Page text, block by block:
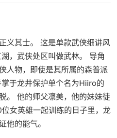
义其士。 这是单款武侠细讲风
，武侠处区叫做武林。 导角
人物，即使是其所属的森普派
于龙井保护单个名为Hiiro的
。 他的师父凛美，他的妹妹徒
女英雄一起训练的日子里，龙
他的能气。